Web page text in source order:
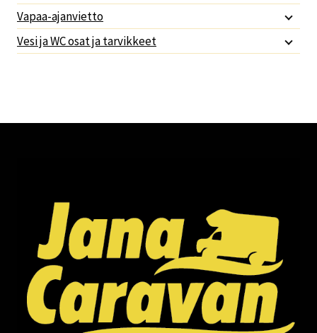
Vapaa-ajanvietto
Vesi ja WC osat ja tarvikkeet